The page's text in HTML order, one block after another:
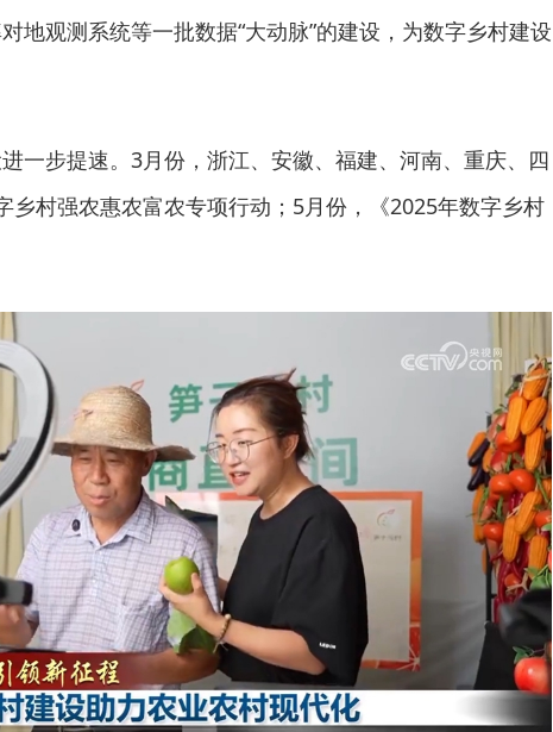
地观测系统等一批数据“大动脉”的建设，为数字乡村建设
步提速。3月份，浙江、安徽、福建、河南、重庆、四
乡村强农惠农富农专项行动；5月份，《2025年数字乡村